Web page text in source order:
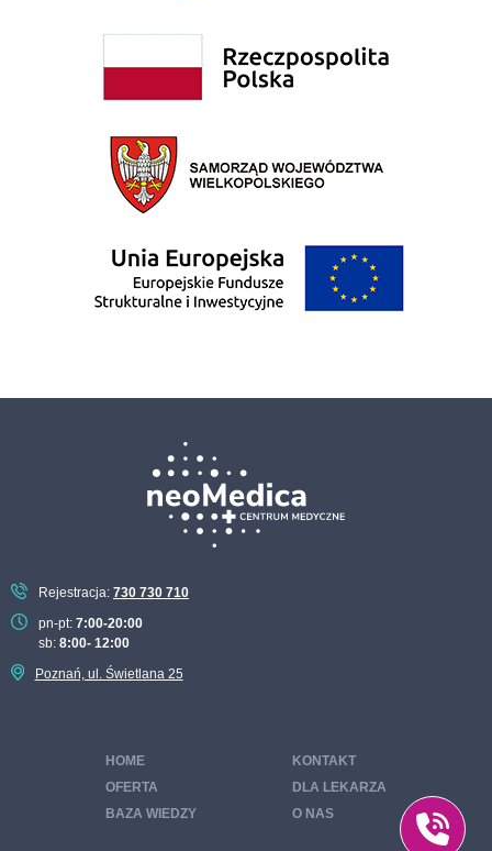
Rejestracja: 730 730 710
pn-pt: 7:00-20:00
sb: 8:00- 12:00
Poznań, ul. Świetlana 25
HOME
OFERTA
BAZA WIEDZY
KONTAKT
DLA LEKARZA
O NAS